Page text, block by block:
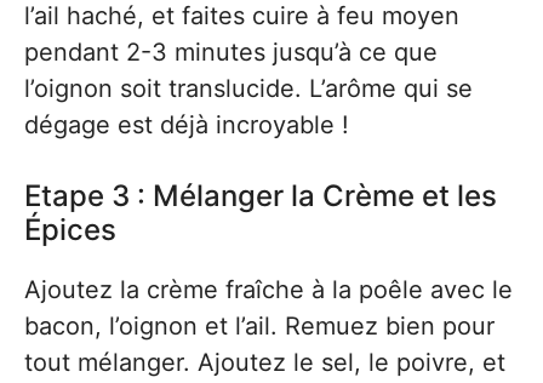
l’ail haché, et faites cuire à feu moyen
pendant 2-3 minutes jusqu’à ce que
l’oignon soit translucide. L’arôme qui se
dégage est déjà incroyable !
Etape 3 : Mélanger la Crème et les
Épices
Ajoutez la crème fraîche à la poêle avec le
bacon, l’oignon et l’ail. Remuez bien pour
tout mélanger. Ajoutez le sel, le poivre, et